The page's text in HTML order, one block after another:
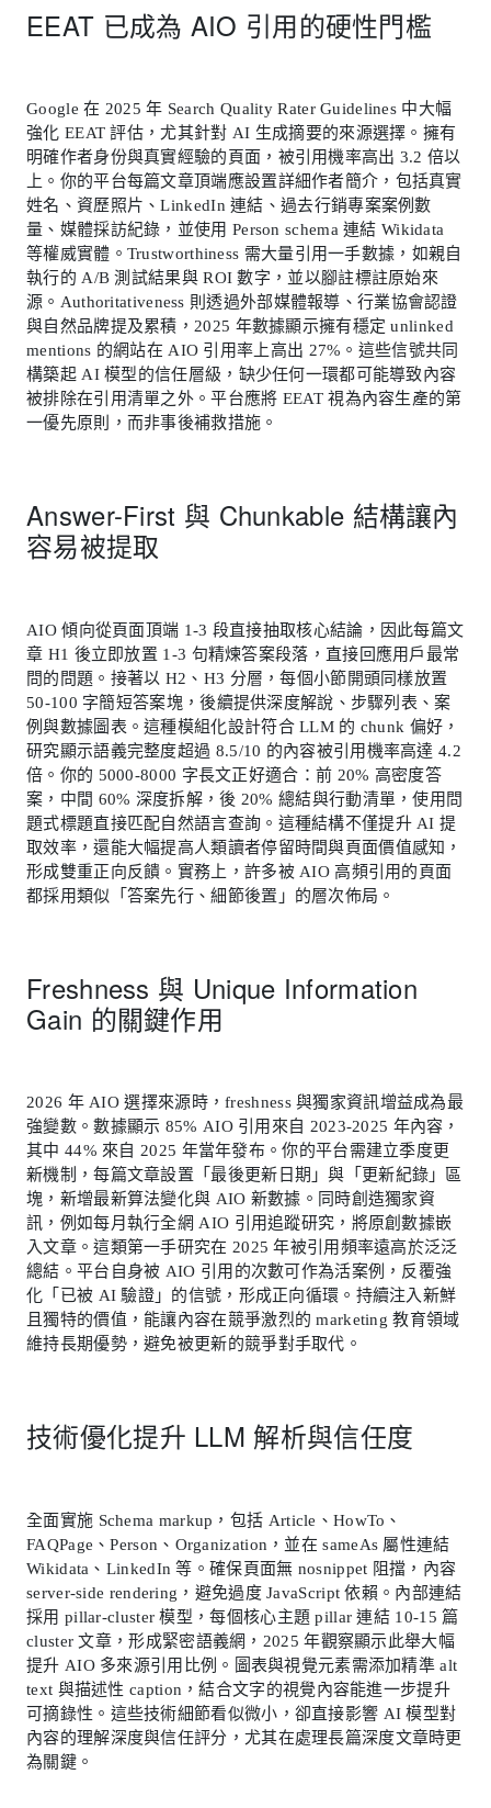
EEAT 已成為 AIO 引用的硬性門檻
Google 在 2025 年 Search Quality Rater Guidelines 中大幅
強化 EEAT 評估，尤其針對 AI 生成摘要的來源選擇。擁有
明確作者身份與真實經驗的頁面，被引用機率高出 3.2 倍以
上。你的平台每篇文章頂端應設置詳細作者簡介，包括真實
姓名、資歷照片、LinkedIn 連結、過去行銷專案案例數
量、媒體採訪紀錄，並使用 Person schema 連結 Wikidata
等權威實體。Trustworthiness 需大量引用一手數據，如親自
執行的 A/B 測試結果與 ROI 數字，並以腳註標註原始來
源。Authoritativeness 則透過外部媒體報導、行業協會認證
與自然品牌提及累積，2025 年數據顯示擁有穩定 unlinked
mentions 的網站在 AIO 引用率上高出 27%。這些信號共同
構築起 AI 模型的信任層級，缺少任何一環都可能導致內容
被排除在引用清單之外。平台應將 EEAT 視為內容生產的第
一優先原則，而非事後補救措施。
Answer-First 與 Chunkable 結構讓內
容易被提取
AIO 傾向從頁面頂端 1-3 段直接抽取核心結論，因此每篇文
章 H1 後立即放置 1-3 句精煉答案段落，直接回應用戶最常
問的問題。接著以 H2、H3 分層，每個小節開頭同樣放置
50-100 字簡短答案塊，後續提供深度解說、步驟列表、案
例與數據圖表。這種模組化設計符合 LLM 的 chunk 偏好，
研究顯示語義完整度超過 8.5/10 的內容被引用機率高達 4.2
倍。你的 5000-8000 字長文正好適合：前 20% 高密度答
案，中間 60% 深度拆解，後 20% 總結與行動清單，使用問
題式標題直接匹配自然語言查詢。這種結構不僅提升 AI 提
取效率，還能大幅提高人類讀者停留時間與頁面價值感知，
形成雙重正向反饋。實務上，許多被 AIO 高頻引用的頁面
都採用類似「答案先行、細節後置」的層次佈局。
Freshness 與 Unique Information
Gain 的關鍵作用
2026 年 AIO 選擇來源時，freshness 與獨家資訊增益成為最
強變數。數據顯示 85% AIO 引用來自 2023-2025 年內容，
其中 44% 來自 2025 年當年發布。你的平台需建立季度更
新機制，每篇文章設置「最後更新日期」與「更新紀錄」區
塊，新增最新算法變化與 AIO 新數據。同時創造獨家資
訊，例如每月執行全網 AIO 引用追蹤研究，將原創數據嵌
入文章。這類第一手研究在 2025 年被引用頻率遠高於泛泛
總結。平台自身被 AIO 引用的次數可作為活案例，反覆強
化「已被 AI 驗證」的信號，形成正向循環。持續注入新鮮
且獨特的價值，能讓內容在競爭激烈的 marketing 教育領域
維持長期優勢，避免被更新的競爭對手取代。
技術優化提升 LLM 解析與信任度
全面實施 Schema markup，包括 Article、HowTo、
FAQPage、Person、Organization，並在 sameAs 屬性連結
Wikidata、LinkedIn 等。確保頁面無 nosnippet 阻擋，內容
server-side rendering，避免過度 JavaScript 依賴。內部連結
採用 pillar-cluster 模型，每個核心主題 pillar 連結 10-15 篇
cluster 文章，形成緊密語義網，2025 年觀察顯示此舉大幅
提升 AIO 多來源引用比例。圖表與視覺元素需添加精準 alt
text 與描述性 caption，結合文字的視覺內容能進一步提升
可摘錄性。這些技術細節看似微小，卻直接影響 AI 模型對
內容的理解深度與信任評分，尤其在處理長篇深度文章時更
為關鍵。